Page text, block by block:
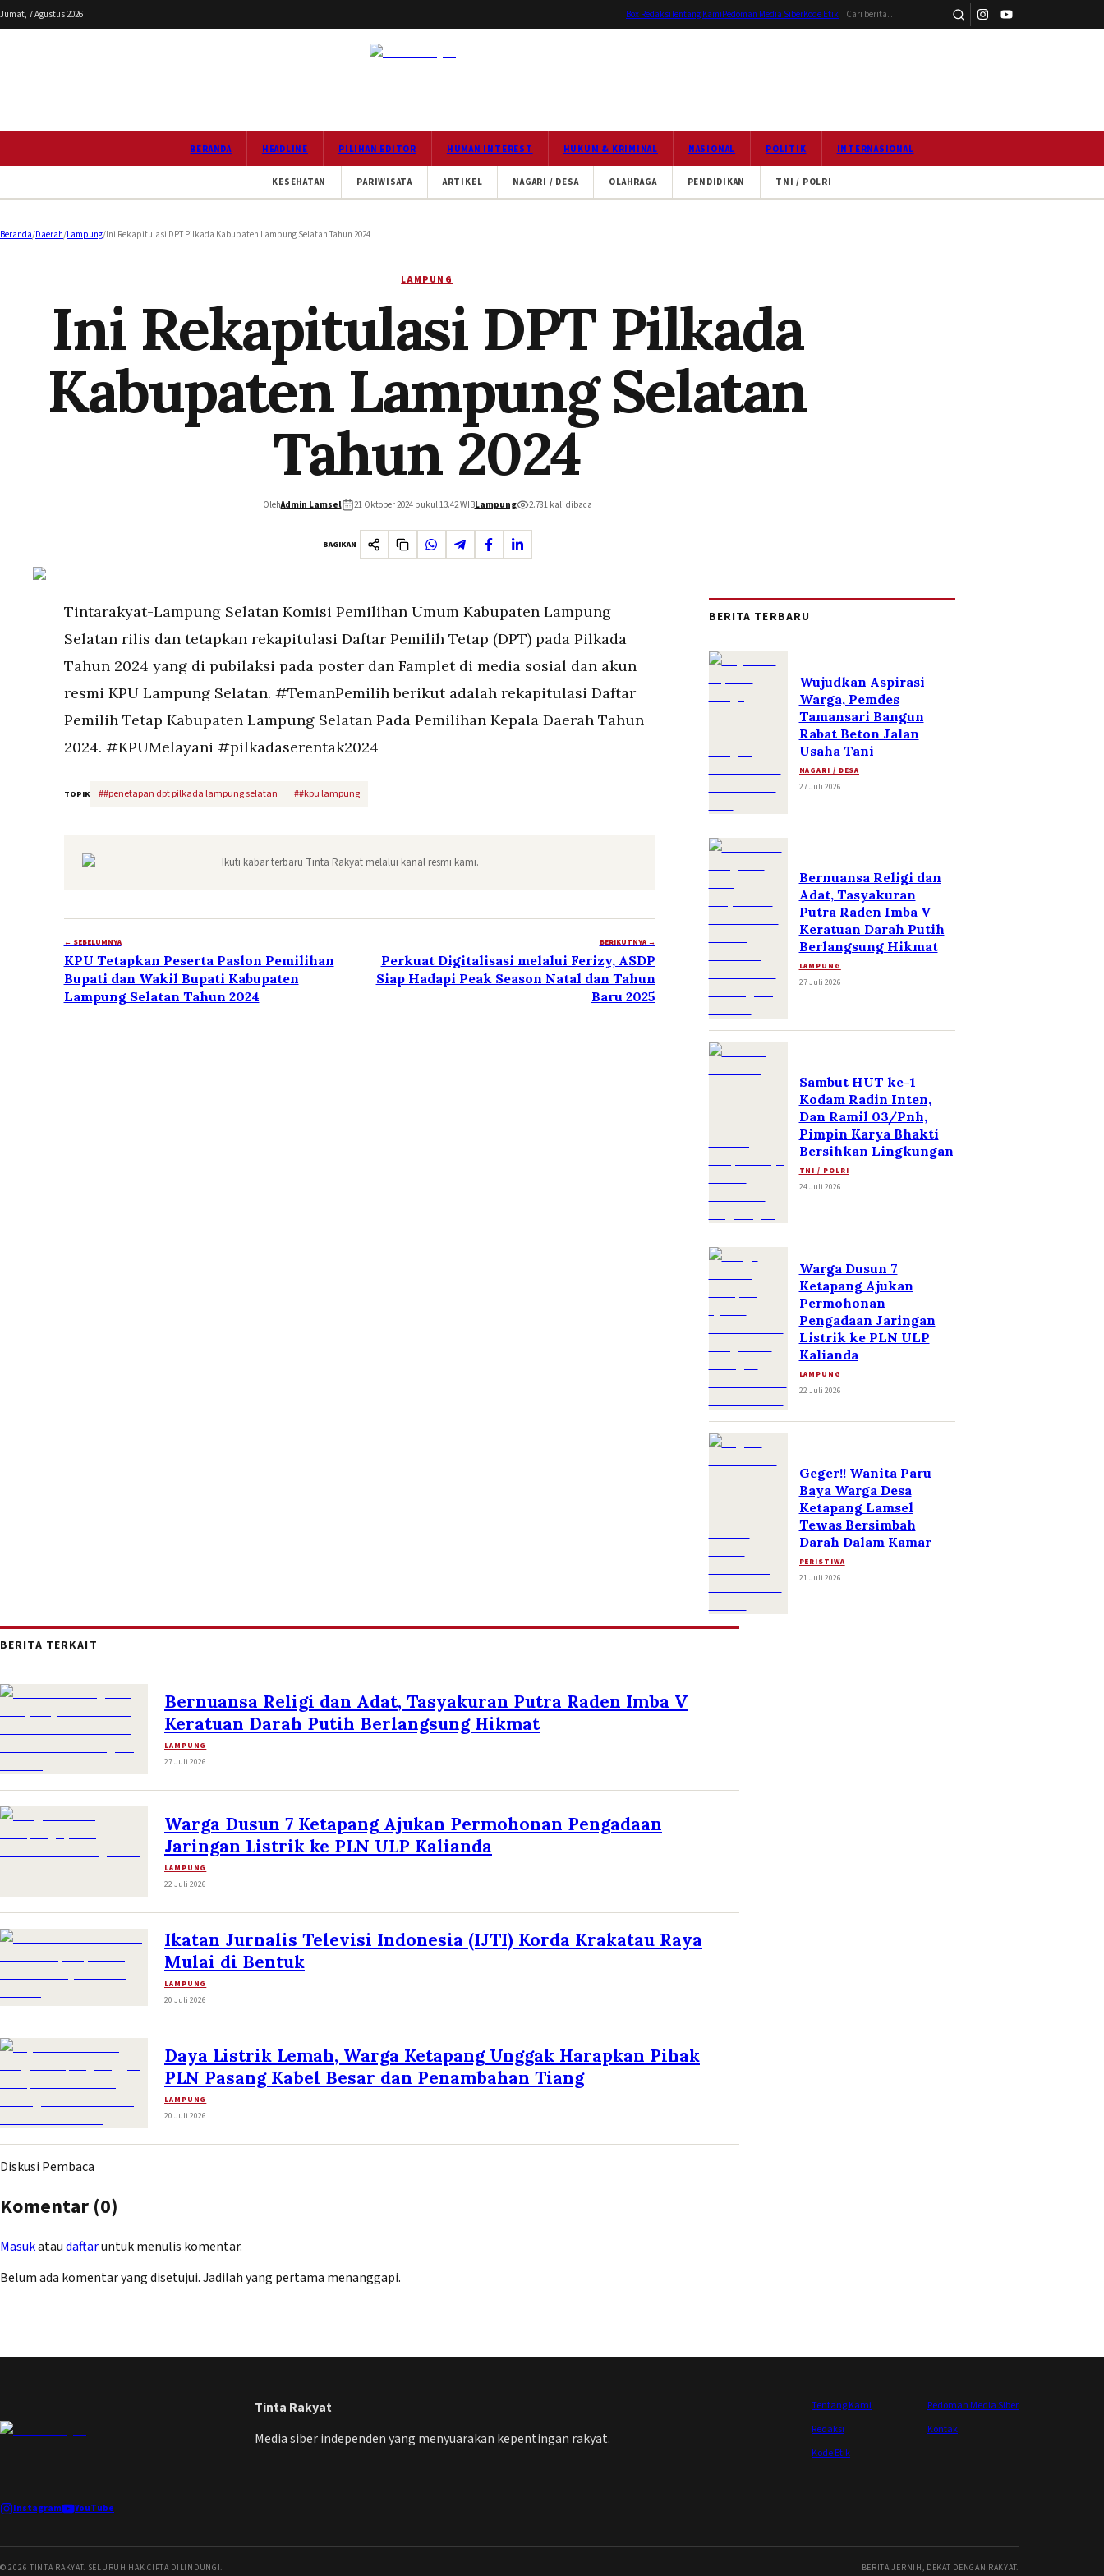
Jumat, 7 Agustus 2026 Box RedaksiTentang KamiPedoman Media SiberKode Etik Cari berita
BERANDA HEADLINE PILIHAN EDITOR HUMAN INTEREST HUKUM & KRIMINAL NASIONAL POLITIK INTERNASIONAL
KESEHATAN PARIWISATA ARTIKEL NAGARI / DESA OLAHRAGA PENDIDIKAN TNI / POLRI
Beranda/Daerah/Lampung/Ini Rekapitulasi DPT Pilkada Kabupaten Lampung Selatan Tahun 2024
LAMPUNG
Ini Rekapitulasi DPT Pilkada
Kabupaten Lampung Selatan
Tahun 2024
OlehAdmin Lamsel 21 Oktober 2024 pukul 13.42WIBLampung 2.781kali dibaca
BAGIKAN
Tintarakyat-Lampung Selatan Komisi Pemilihan Umum Kabupaten Lampung
Selatan rilis dan tetapkan rekapitulasi Daftar Pemilih Tetap (DPT) pada Pilkada
Tahun 2024 yang di pubilaksi pada poster dan Famplet di media sosial dan akun
resmi KPU Lampung Selatan. #TemanPemilih berikut adalah rekapitulasi Daftar
Pemilih Tetap Kabupaten Lampung Selatan Pada Pemilihan Kepala Daerah Tahun
2024. #KPUMelayani #pilkadaserentak2024
TOPIK ##penetapan dpt pilkada lampung selatan ##kpu lampung
Ikuti kabar terbaru Tinta Rakyat melalui kanal resmi kami.
← SEBELUMNYA
KPU Tetapkan Peserta Paslon Pemilihan
Bupati dan Wakil Bupati Kabupaten
Lampung Selatan Tahun 2024
BERIKUTNYA →
Perkuat Digitalisasi melalui Ferizy, ASDP
Siap Hadapi Peak Season Natal dan Tahun
Baru 2025
BERITA TERBARU
Wujudkan Aspirasi
Warga, Pemdes
Tamansari Bangun
Rabat Beton Jalan
Usaha Tani
NAGARI / DESA
27 Juli 2026
Bernuansa Religi dan
Adat, Tasyakuran
Putra Raden Imba V
Keratuan Darah Putih
Berlangsung Hikmat
LAMPUNG
27 Juli 2026
Sambut HUT ke-1
Kodam Radin Inten,
Dan Ramil 03/Pnh,
Pimpin Karya Bhakti
Bersihkan Lingkungan
TNI / POLRI
24 Juli 2026
Warga Dusun 7
Ketapang Ajukan
Permohonan
Pengadaan Jaringan
Listrik ke PLN ULP
Kalianda
LAMPUNG
22 Juli 2026
Geger!! Wanita Paru
Baya Warga Desa
Ketapang Lamsel
Tewas Bersimbah
Darah Dalam Kamar
PERISTIWA
21 Juli 2026
BERITA TERKAIT
Bernuansa Religi dan Adat, Tasyakuran Putra Raden Imba V
Keratuan Darah Putih Berlangsung Hikmat
LAMPUNG
27 Juli 2026
Warga Dusun 7 Ketapang Ajukan Permohonan Pengadaan
Jaringan Listrik ke PLN ULP Kalianda
LAMPUNG
22 Juli 2026
Ikatan Jurnalis Televisi Indonesia (IJTI) Korda Krakatau Raya
Mulai di Bentuk
LAMPUNG
20 Juli 2026
Daya Listrik Lemah, Warga Ketapang Unggak Harapkan Pihak
PLN Pasang Kabel Besar dan Penambahan Tiang
LAMPUNG
20 Juli 2026
Diskusi Pembaca
Komentar (0)
Masukataudaftaruntuk menulis komentar.
Belum ada komentar yang disetujui. Jadilah yang pertama menanggapi.
Tinta Rakyat
Media siber independen yang menyuarakan kepentingan rakyat.
Tentang Kami
Pedoman Media Siber
Redaksi
Kontak
Kode Etik
Instagram YouTube
©2026 TINTA RAKYAT. SELURUH HAK CIPTA DILINDUNGI. BERITA JERNIH, DEKAT DENGAN RAKYAT.